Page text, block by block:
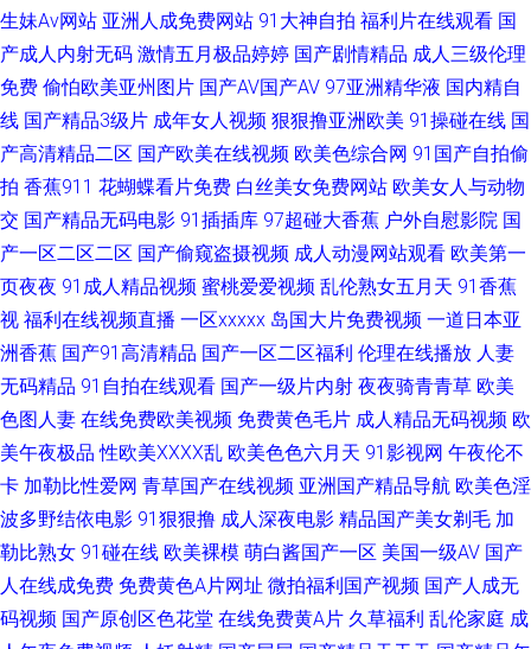
韩二区不卡综合 欧韩www在线观看 韩国a√中文 岛国网址 91视频综合区 91
精品国产99久久 影音先锋电影日韩91 成人男人影院 91久久性爱网 色久国产
国产精品在线久久 91香蕉综合操网 中文字幕188 深夜色情污网址 欧美激情
碰在线公开 www成人在线 91超碰porn 91丝袜传媒视频网站 大香蕉AV片 91
无码人妻传谋tv 亚洲色色婷婷 手机av网址在线 大香蕉老司机大香蕉 91淫淫
影院 天堂色色 97资源站在线在线 91亚洲精华 91白丝国产在线 亚洲欧美福
利导航 先锋影音AV无码资源 日韩欧美大陆熟女偷拍 五月天色日韩 色五月影
音综合 四虎国产精品色色av 色片网址 青青草午夜视频 婷婷成人综合网 黄色
a网站在线看3 欧美日韩网站 欧美曰批 久草在线免费av 浮力屁屁草影院 92福
利视频导航 91极品福利 91成长人版网 人妖系列伪娘视频网站 东方av发布网
生妹Av网站 亚洲人成免费网站 91大神自拍 福利片在线观看 国
产成人内射无码 激情五月极品婷婷 国产剧情精品 成人三级伦理
免费 偷怕欧美亚州图片 国产AV国产AV 97亚洲精华液 国内精自
线 国产精品3级片 成年女人视频 狠狠撸亚洲欧美 91操碰在线 国
产高清精品二区 国产欧美在线视频 欧美色综合网 91国产自拍偷
拍 香蕉911 花蝴蝶看片免费 白丝美女免费网站 欧美女人与动物
交 国产精品无码电影 91插插库 97超碰大香蕉 户外自慰影院 国
产一区二区二区 国产偷窥盗摄视频 成人动漫网站观看 欧美第一
页夜夜 91成人精品视频 蜜桃爱爱视频 乱伦熟女五月天 91香蕉
视 福利在线视频直播 一区xxxxx 岛国大片免费视频 一道日本亚
洲香蕉 国产91高清精品 国产一区二区福利 伦理在线播放 人妻
无码精品 91自拍在线观看 国产一级片内射 夜夜骑青青草 欧美
色图人妻 在线免费欧美视频 免费黄色毛片 成人精品无码视频 欧
美午夜极品 性欧美ⅩⅩⅩⅩ乱 欧美色色六月天 91影视网 午夜伦不
卡 加勒比性爱网 青草国产在线视频 亚洲国产精品导航 欧美色淫
波多野结依电影 91狠狠撸 成人深夜电影 精品国产美女剃毛 加
勒比熟女 91碰在线 欧美裸模 萌白酱国产一区 美国一级AV 国产
人在线成免费 免费黄色A片网址 微拍福利国产视频 国产人成无
码视频 国产原创区色花堂 在线免费黄A片 久草福利 乱伦家庭 成